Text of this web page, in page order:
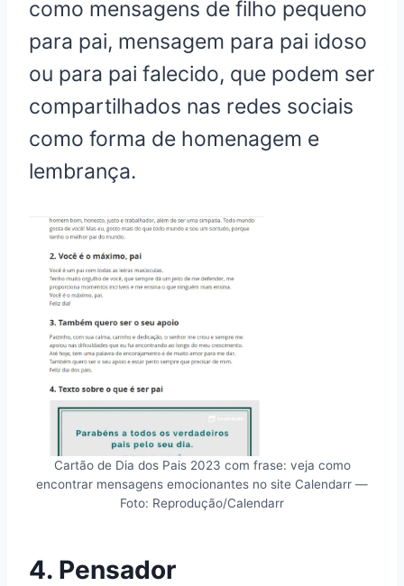
como mensagens de filho pequeno
para pai, mensagem para pai idoso
ou para pai falecido, que podem ser
compartilhados nas redes sociais
como forma de homenagem e
lembrança.
Cartão de Dia dos Pais 2023 com frase: veja como
encontrar mensagens emocionantes no site Calendarr —
Foto: Reprodução/Calendarr
4. Pensador